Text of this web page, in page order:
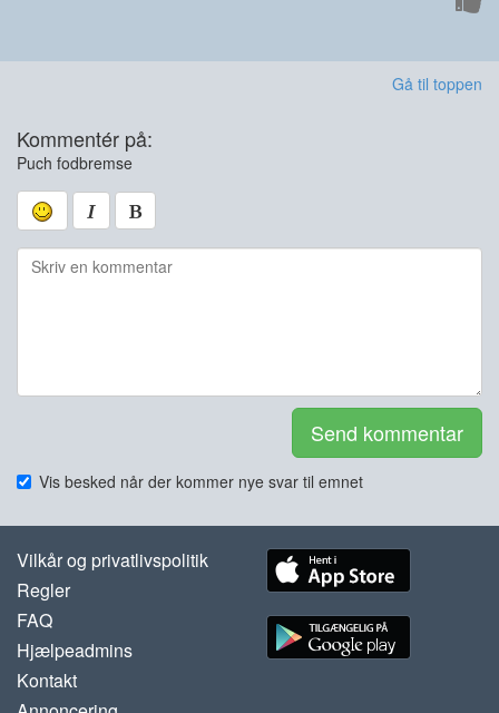
Gå til toppen
Kommentér på:
Puch fodbremse
Send kommentar
Vis besked når der kommer nye svar til emnet
Vilkår og privatlivspolitik
Regler
FAQ
Hjælpeadmins
Kontakt